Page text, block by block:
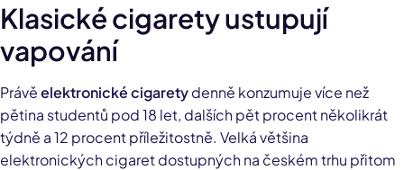
Klasické cigarety ustupují
vapování
Právěelektronické cigaretydenně konzumuje více než
pětina studentů pod 18 let, dalších pět procent několikrát
týdně a 12 procent příležitostně. Velká většina
elektronických cigaret dostupných na českém trhu přitom